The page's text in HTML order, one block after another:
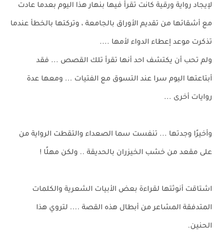
لإيجاد رواية ورقية كانت تقرأ فيها بنهار هذا اليوم بعدما عادت
مع أشقائها من تقديم الأوراق بالجامعة ، وتركتها بالخطأ عندما
تذكرت موعد إعطاء الدواء لأمها ....
ولم تحب أن يكتشف احد أنها تقرأ تلك القصص ... فقد
أبتاعتها اليوم سرا عند التسوق مع الفتيات ... ومعها عدة
روايات أخرى ...
وأخيرًا وجدتها ... تنفست سما الصعداء والتقطت الرواية من
على مقعد من خشب الخيزران بالحديقة .. ولكن مهلًا !
اشتاقت أنوثتها لقراءة بعض الأبيات الشعرية والكلمات
المتدفقة المشاعر من أبطال هذه القصة .... لتروي هذا
الحنين.